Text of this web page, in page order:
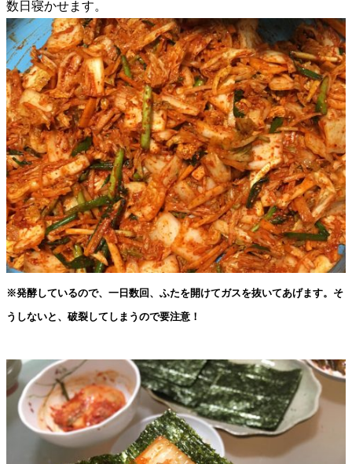
数日寝かせます。
※発酵しているので、一日数回、ふたを開けてガスを抜いてあげます。そ
うしないと、破裂してしまうので要注意！